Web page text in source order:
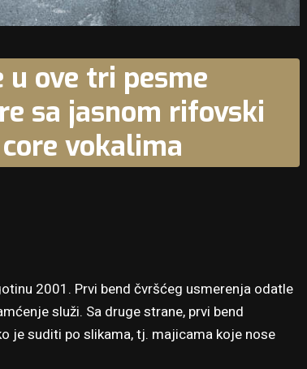
u ove tri pesme
sa jasnom rifovski
vokalima
2001. Prvi bend čvršćeg usmerenja odatle
služi. Sa druge strane, prvi bend
je suditi po slikama, tj. majicama koje nose